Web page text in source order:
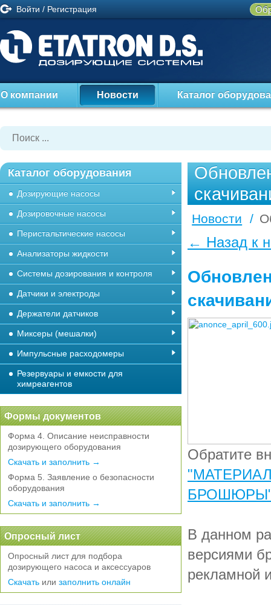
Войти / Регистрация
О компании Новости Каталог
Новости /
← Назад к
Обратите
В данном
версиями
рекламной
Каталог оборудования
Дозирующие насосы
Дозировочные насосы
Перистальтические насосы
Анализаторы жидкости
Системы дозирования и контроля
Датчики и электроды
Держатели датчиков
Миксеры (мешалки)
Импульсные расходомеры
Резервуары и емкости для
химреагентов
Формы документов
Форма 4. Описание неисправности
дозирующего оборудования
Скачать и заполнить →
Форма 5. Заявление о безопасности
оборудования
Скачать и заполнить →
Опросный лист
Опросный лист для подбора
дозирующего насоса и аксессуаров
Скачать или заполнить онлайн